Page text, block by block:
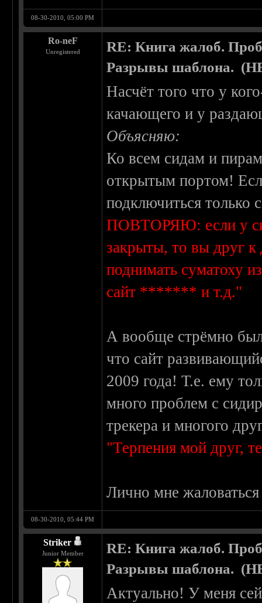
08-30-2010, 05:00 PM
Ro-neF
Unregistered
RE: Книга жалоб.
Разрывы шаблона.
Насчёт того что у
качающего и у
Объясняю:
Ко всем сидам и
открытым портом!
подключиться
ПОВТОРЯЮ: если у
закрыты, то вы друг к
поднимать суматоху
сайт ******* и т.д."
А вообще стрёмно
что сайт
2009 года! Т.е. ему
много проблем с
трекера и многого
"Терпения мой друг,
Лично мне
08-30-2010, 05:44 PM
Striker
Junior Member
RE: Книга жалоб.
Разрывы шаблона.
Актуально! У меня